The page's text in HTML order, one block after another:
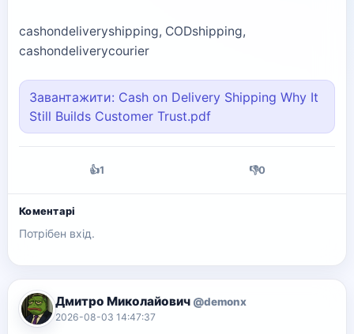
cashondeliveryshipping, CODshipping,
cashondeliverycourier
Завантажити: Cash on Delivery Shipping Why It
Still Builds Customer Trust.pdf
👍1 👎0
Коментарі
Потрібен вхід.
Дмитро Миколайович @demonx
2026-08-03 14:47:37